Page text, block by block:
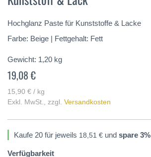
springen
Hochglanz Paste für Kunststoffe & Lacke
Farbe: Beige | Fettgehalt: Fett
Gewicht: 1,20 kg
19,08 €
15,90 € / kg
Exkl. MwSt., zzgl. Versandkosten
Kaufe 20 für jeweils 18,51 € und spare 3%
Verfügbarkeit